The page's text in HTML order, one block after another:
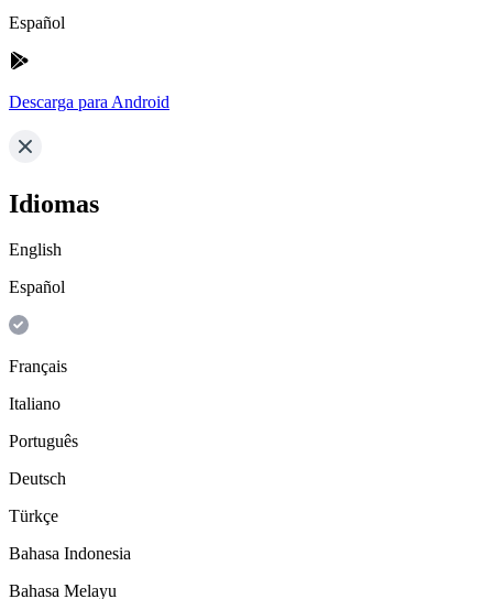
Español
Descarga para Android
Idiomas
English
Español
Français
Italiano
Português
Deutsch
Türkçe
Bahasa Indonesia
Bahasa Melayu